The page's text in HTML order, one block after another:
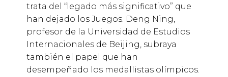
trata del “legado más significativo” que
han dejado los Juegos. Deng Ning,
profesor de la Universidad de Estudios
Internacionales de Beijing, subraya
también el papel que han
desempeñado los medallistas olímpicos.